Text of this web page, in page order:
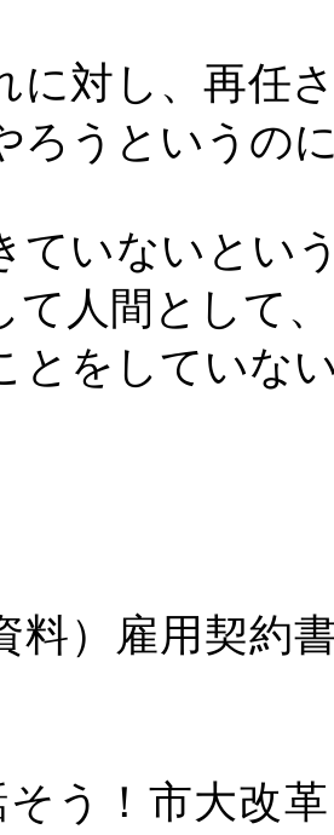
に対し、再任
ろうというの
ていないとい
人間として、
とをしていな
料）雇用契約
う！市大改